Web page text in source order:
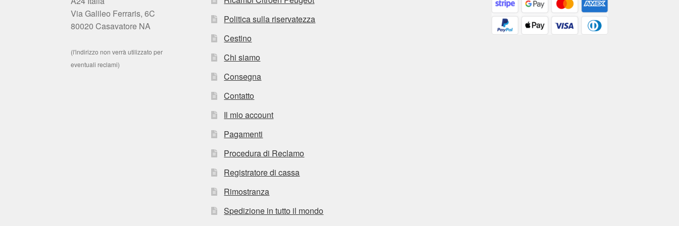
Via Galileo Ferraris, 6C
80020 Casavatore NA
(l'indirizzo non verrà utilizzato per
eventuali reclami)
Politica sulla riservatezza
Cestino
Chi siamo
Consegna
Contatto
Il mio account
Pagamenti
Procedura di Reclamo
Registratore di cassa
Rimostranza
Spedizione in tutto il mondo